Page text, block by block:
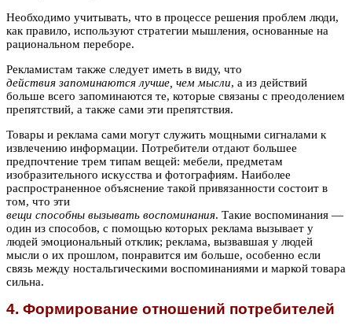
Необходимо учитывать, что в процессе решения проблем люди,
как правило, используют стратегии мышления, основанные на
рациональном переборе.
Рекламистам также следует иметь в виду, что
действия запоминаются лучше, чем мысли, а из действий
больше всего запоминаются те, которые связаны с преодолением
препятствий, а также сами эти препятствия.
Товары и реклама сами могут служить мощными сигналами к
извлечению информации. Потребители отдают большее
предпочтение трем типам вещей: мебели, предметам
изобразительного искусства и фотографиям. Наиболее
распространенное объяснение такой привязанности состоит в
том, что эти
вещи способны вызывать воспоминания. Такие воспоминания —
один из способов, с помощью которых реклама вызывает у
людей эмоциональный отклик; реклама, вызвавшая у людей
мысли о их прошлом, понравится им больше, особенно если
связь между ностальгическими воспоминаниями и маркой товара
сильна.
4. Формирование отношений потребителей